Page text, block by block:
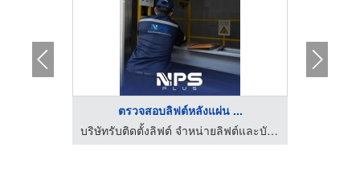
ตรวจสอบลิฟต์หลังแผ่น ...
บริษัทรับติดตั้งลิฟต์ จำหน่ายลิฟต์และบันไดเลื่อน | NPS PLUS